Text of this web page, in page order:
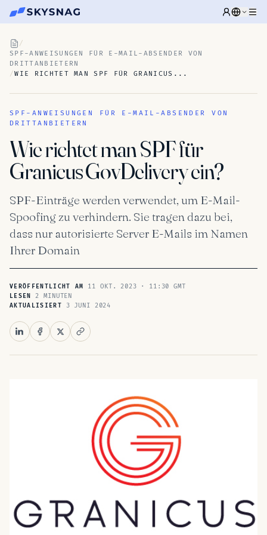
/
SPF-ANWEISUNGEN FÜR E-MAIL-ABSENDER VON
DRITTANBIETERN
/WIE RICHTET MAN SPF FÜR GRANICUS...
SPF-ANWEISUNGEN FÜR E-MAIL-ABSENDER VON
DRITTANBIETERN
Wie richtet man SPF für
Granicus GovDelivery ein?
SPF-Einträge werden verwendet, um E-Mail-
Spoofing zu verhindern. Sie tragen dazu bei,
dass nur autorisierte Server E-Mails im Namen
Ihrer Domain
VERÖFFENTLICHT AM 11 OKT. 2023 · 11:30 GMT
LESEN 2 MINUTEN
AKTUALISIERT 3 JUNI 2024